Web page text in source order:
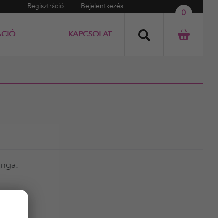
Regisztráció Bejelentkezés
0
KAPCSOLAT